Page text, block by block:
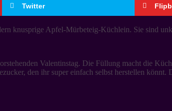
Twitter
knusprige Apfel-Mürbeteig-Küchlein. Sie sind
Valentinstag. Die Füllung macht die
den ihr super einfach selbst herstellen könnt.